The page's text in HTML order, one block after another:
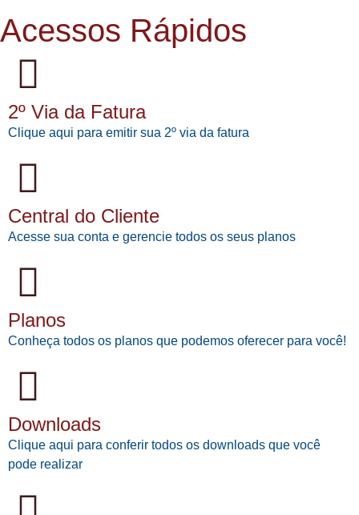
Acessos Rápidos
2º Via da Fatura
Clique aqui para emitir sua 2º via da fatura
Central do Cliente
Acesse sua conta e gerencie todos os seus planos
Planos
Conheça todos os planos que podemos oferecer para você!
Downloads
Clique aqui para conferir todos os downloads que você
pode realizar